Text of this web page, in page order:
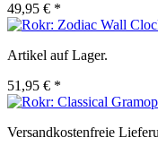
49,95 € *
Artikel auf Lager.
51,95 € *
Versandkostenfreie